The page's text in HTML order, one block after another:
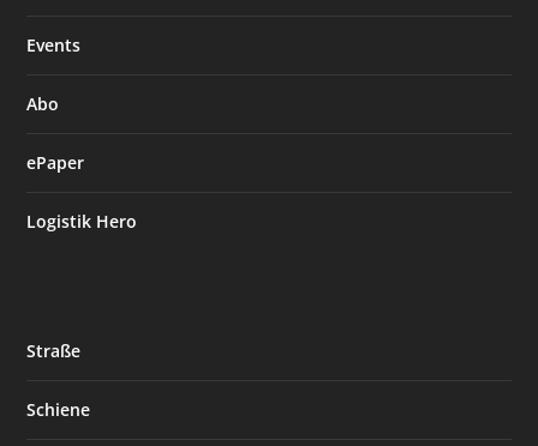
Events
Abo
ePaper
Logistik Hero
Straße
Schiene